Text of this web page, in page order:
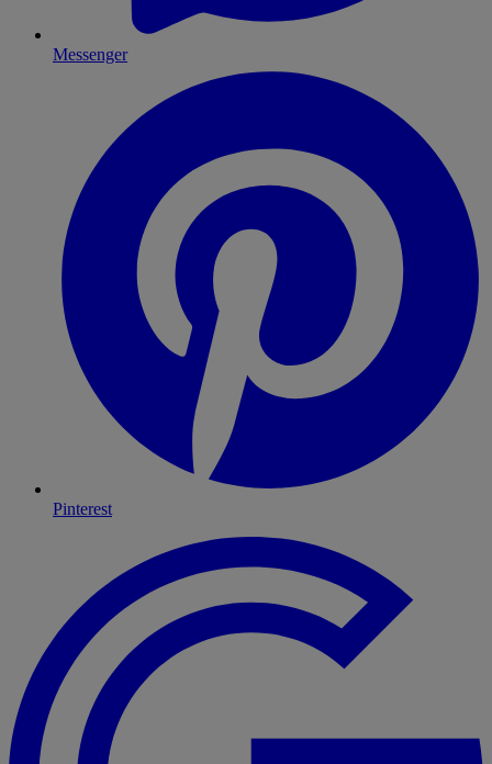
Messenger
Pinterest